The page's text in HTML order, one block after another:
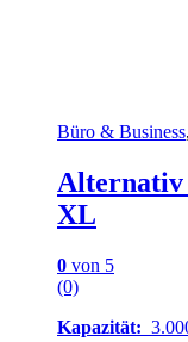
Büro & Business,
Alternativ
XL
0 von 5
(0)
Kapazität: